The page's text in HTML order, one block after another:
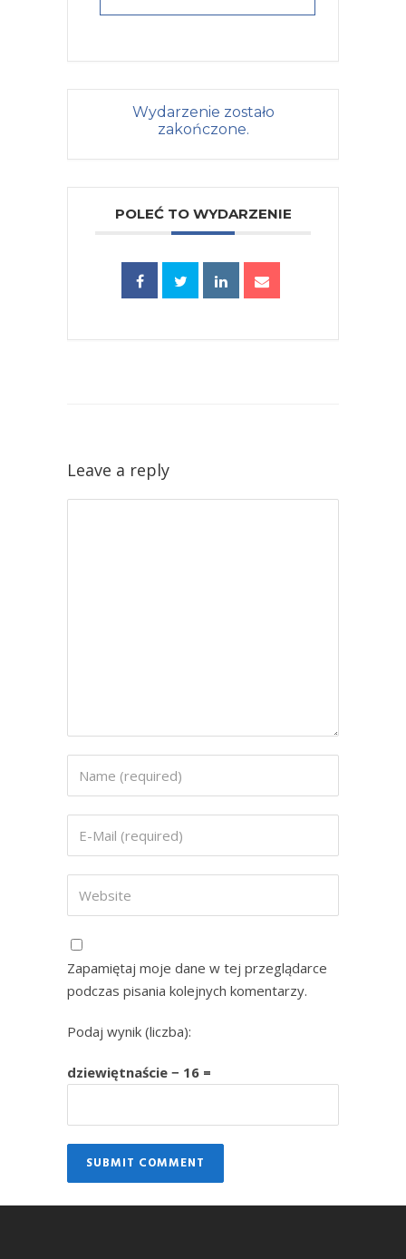
Wydarzenie zostało
zakończone.
POLEĆ TO WYDARZENIE
Leave a reply
Zapamiętaj moje dane w tej przeglądarce
podczas pisania kolejnych komentarzy.
Podaj wynik (liczba):
dziewiętnaście − 16 =